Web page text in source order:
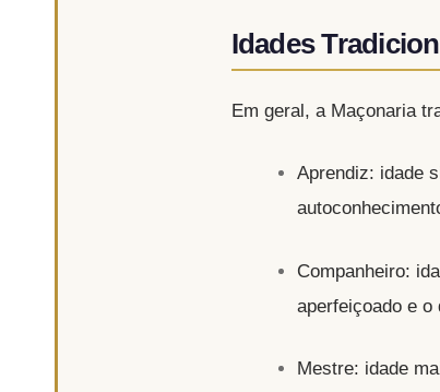
Idades
Em geral, a Maçonaria
Aprendiz: idade
Companheiro:
aperfeiçoado e o
Mestre: idade